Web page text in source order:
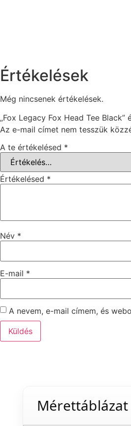
Értékelések
Még nincsenek értékelések.
„Fox Legacy Fox Head Tee Black”
Az e-mail címet nem tesszük
A te értékelésed *
Értékelésed *
Név *
E-mail *
A nevem, e-mail címem, és
Mérettáblázat